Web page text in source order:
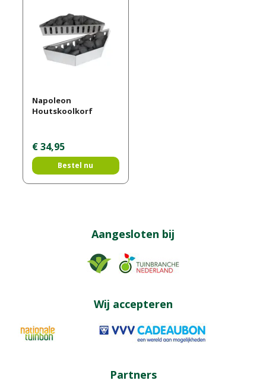
Napoleon
Houtskoolkorf
€ 34,95
Bestel nu
Aangesloten bij
Wij accepteren
Partners